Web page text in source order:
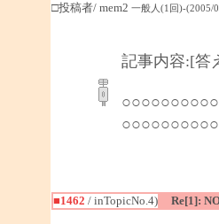
□投稿者/ mem2 一般人(1回)-(2005/
記事内容:[
■1462 / inTopicNo.4) Re[1]: